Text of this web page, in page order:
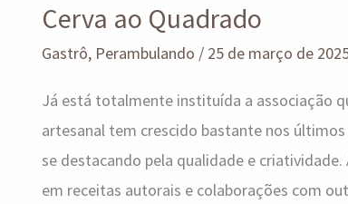
Cerva ao Quadrado
Gastrô, Perambulando / 25 de março de
Já está totalmente instituída a associação
artesanal tem crescido bastante nos
se destacando pela qualidade e
em receitas autorais e colaborações com
ao
Quadrado